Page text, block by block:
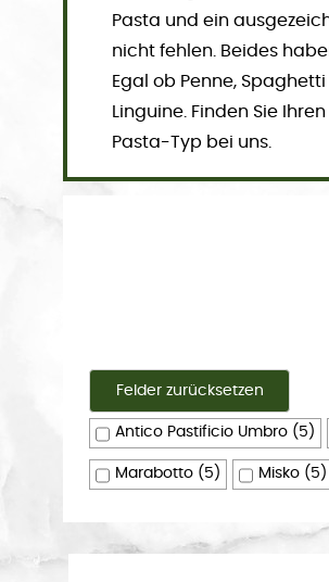
Pasta und ein
nicht fehlen. Beides
Egal ob Penne,
Linguine. Finden Sie
Pasta-Typ bei uns.
Antico Pastificio Umbro (5)
Marabotto (5) Misko (5)